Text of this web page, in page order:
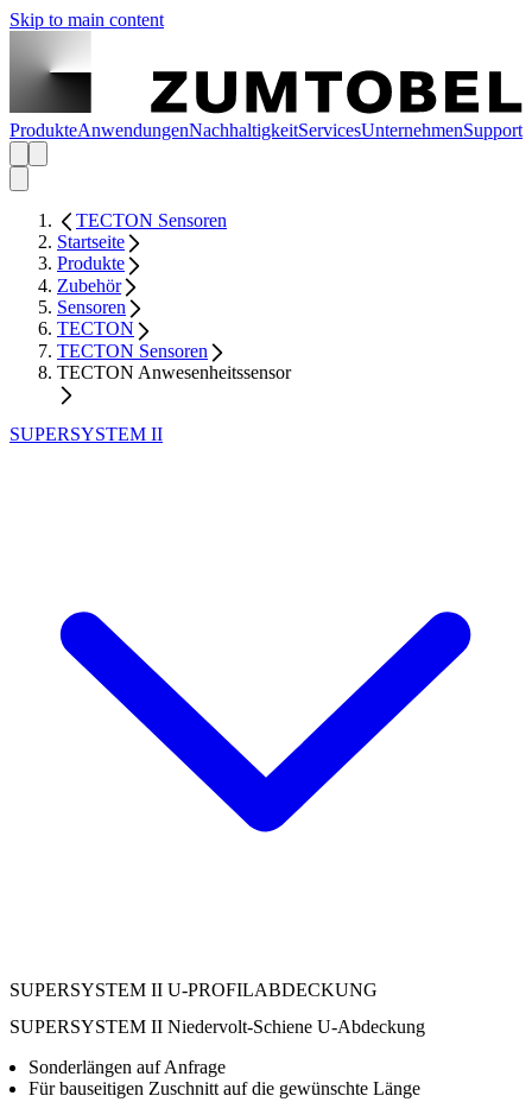
Skip to main content
ProdukteAnwendungenNachhaltigkeitServicesUnternehmenSupport
TECTON Sensoren
Startseite
Produkte
Zubehör
Sensoren
TECTON
TECTON Sensoren
TECTON Anwesenheitssensor
SUPERSYSTEM II
SUPERSYSTEM II U-PROFILABDECKUNG
SUPERSYSTEM II Niedervolt-Schiene U-Abdeckung
Sonderlängen auf Anfrage
Für bauseitigen Zuschnitt auf die gewünschte Länge